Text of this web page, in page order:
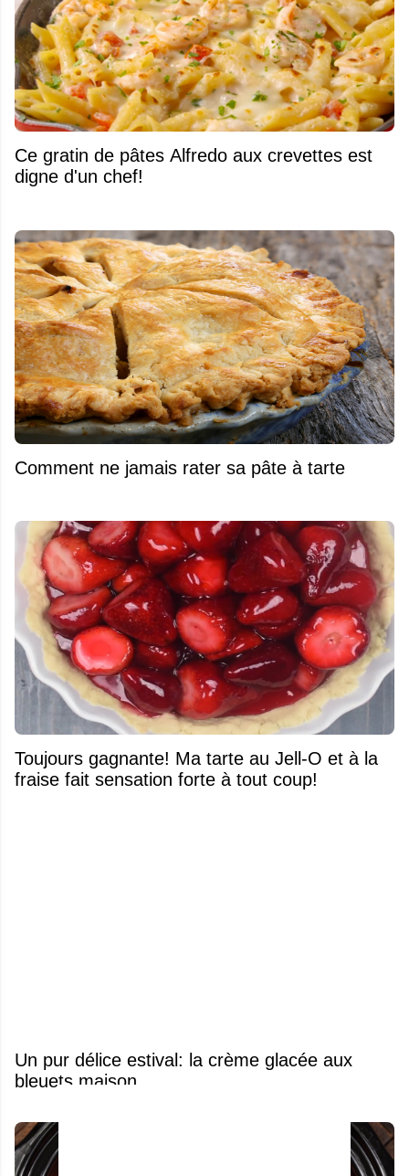
Ce gratin de pâtes Alfredo aux crevettes est
digne d'un chef!
Comment ne jamais rater sa pâte à tarte
Toujours gagnante! Ma tarte au Jell-O et à la
fraise fait sensation forte à tout coup!
Un pur délice estival: la crème glacée aux
bleuets maison